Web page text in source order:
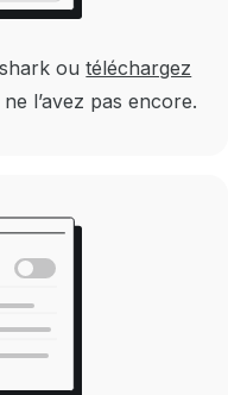
outéléchargez
l’avez pas encore.